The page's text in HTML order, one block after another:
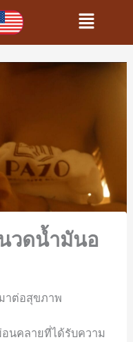
Flyout
Menu
วดน้ำมันอ
าต่อสุขภาพ
นคลายที่ได้รับความ